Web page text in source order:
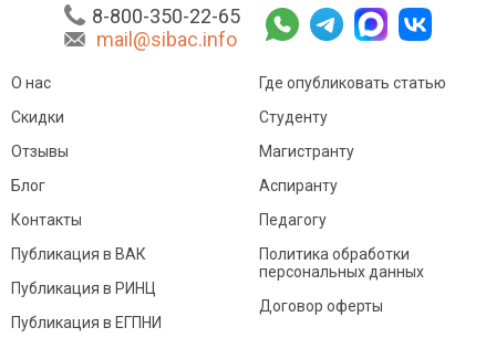
8-800-350-22-65
mail@sibac.info
О нас
Скидки
Отзывы
Блог
Контакты
Где опубликовать статью
Студенту
Магистранту
Аспиранту
Педагогу
Публикация в ВАК
Публикация в РИНЦ
Публикация в ЕГПНИ
Политика обработки
персональных данных
Договор оферты